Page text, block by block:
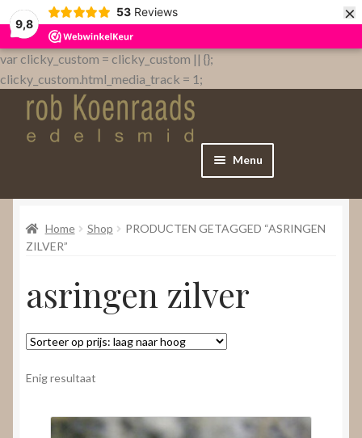
9,8
53 Reviews ×
var clicky_custom = clicky_custom || {};
clicky_custom.html_media_track = 1;
Menu
Home
WebShop
Nieuws
Video’s
uitvouwen
Home Shop
PRODUCTEN GETAGGED “ASRINGEN
ZILVER”
asringen zilver
Enig resultaat